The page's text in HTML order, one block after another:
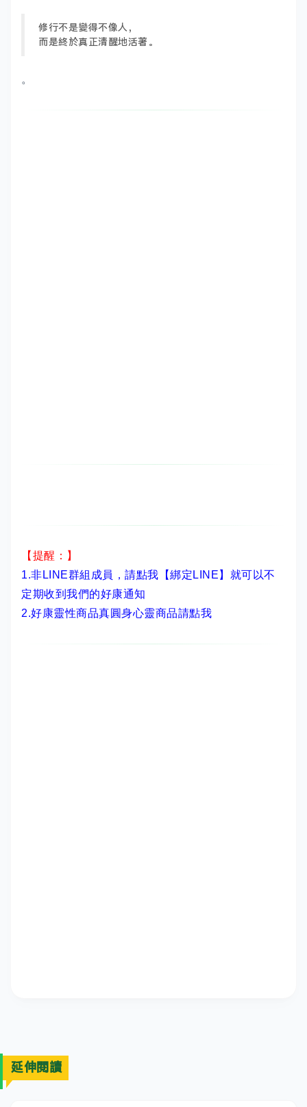
修行不是變得不像人，
而是終於真正清醒地活著。
。
【提醒：】
1.非LINE群組成員， 請點我【綁定LINE】 就可以不
定期收到我們的好康通知
2.好康靈性商品真圓身心靈商品請點我
延伸閱讀